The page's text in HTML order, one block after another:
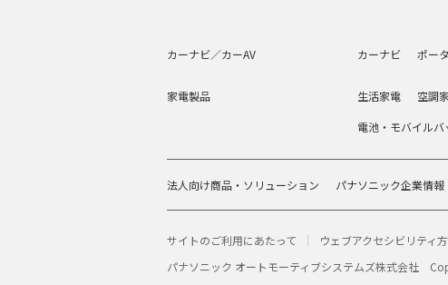
カーナビ／カーAV カーナビ ポー
家電製品 生活家電 空調
電池・モバイル
法人向け商品・ソリューション パナソニック企業情報
サイトのご利用にあたって ウェブアクセシビリティ
パナソニック オートモーティブシステムズ株式会社